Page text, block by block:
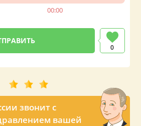
00:00
0
звонит с
вашей